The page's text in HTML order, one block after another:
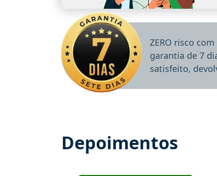
ZERO risco
garantia de 7
satisfeito,
Depoimentos